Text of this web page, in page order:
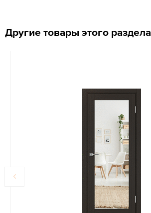
Другие товары этого раздела